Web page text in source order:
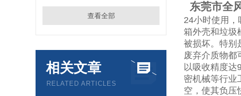
查看全部
相关文章
RELATED ARTICLES
东莞市全
24小时使用
箱外壳和垃圾
被损坏。特别
废弃介质物都
以吸收精度
密机械等行业
空，使其负压